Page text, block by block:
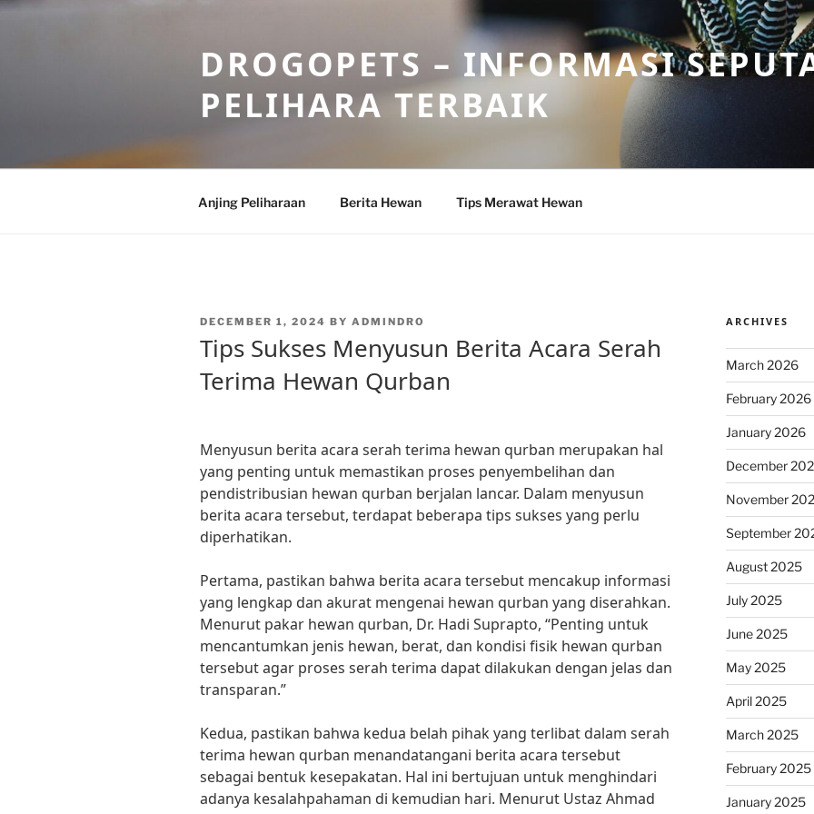
Skip
DROGOPETS – INFORMASI
PELIHARA TERBAIK
Anjing Peliharaan Berita Hewan Tips Merawat Hewan
POSTED
DECEMBER 1, 2024 BY ADMINDRO
Tips Sukses Menyusun Berita Acara Serah
Terima Hewan Qurban
Menyusun berita acara serah terima hewan qurban merupakan hal
yang penting untuk memastikan proses penyembelihan dan
pendistribusian hewan qurban berjalan lancar. Dalam menyusun
berita acara tersebut, terdapat beberapa tips sukses yang perlu
diperhatikan.
Pertama, pastikan bahwa berita acara tersebut mencakup informasi
yang lengkap dan akurat mengenai hewan qurban yang diserahkan.
Menurut pakar hewan qurban, Dr. Hadi Suprapto, “Penting untuk
mencantumkan jenis hewan, berat, dan kondisi fisik hewan qurban
tersebut agar proses serah terima dapat dilakukan dengan jelas dan
transparan.”
Kedua, pastikan bahwa kedua belah pihak yang terlibat dalam serah
terima hewan qurban menandatangani berita acara tersebut
sebagai bentuk kesepakatan. Hal ini bertujuan untuk menghindari
adanya kesalahpahaman di kemudian hari. Menurut Ustaz Ahmad
ARCHIVES
March 2026
February 2026
January 2026
December
November
September
August 2025
July 2025
June 2025
May 2025
April 2025
March 2025
February 2025
January 2025